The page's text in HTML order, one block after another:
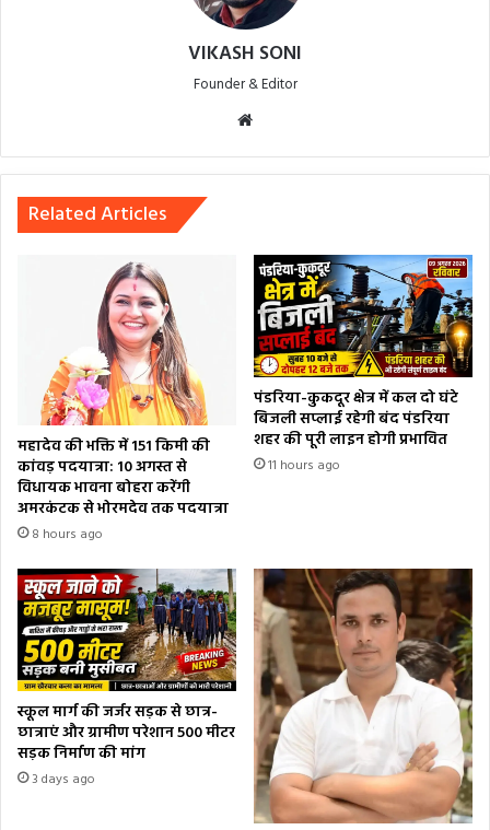
VIKASH SONI
Founder & Editor
Related Articles
महादेव की भक्ति में 151 किमी की
कांवड़ पदयात्रा: 10 अगस्त से
विधायक भावना बोहरा करेंगी
अमरकंटक से भोरमदेव तक पदयात्रा
8 hours ago
पंडरिया-कुकदूर क्षेत्र में कल दो घंटे
बिजली सप्लाई रहेगी बंद पंडरिया
शहर की पूरी लाइन होगी प्रभावित
11 hours ago
स्कूल मार्ग की जर्जर सड़क से छात्र-
छात्राएं और ग्रामीण परेशान 500 मीटर
सड़क निर्माण की मांग
3 days ago